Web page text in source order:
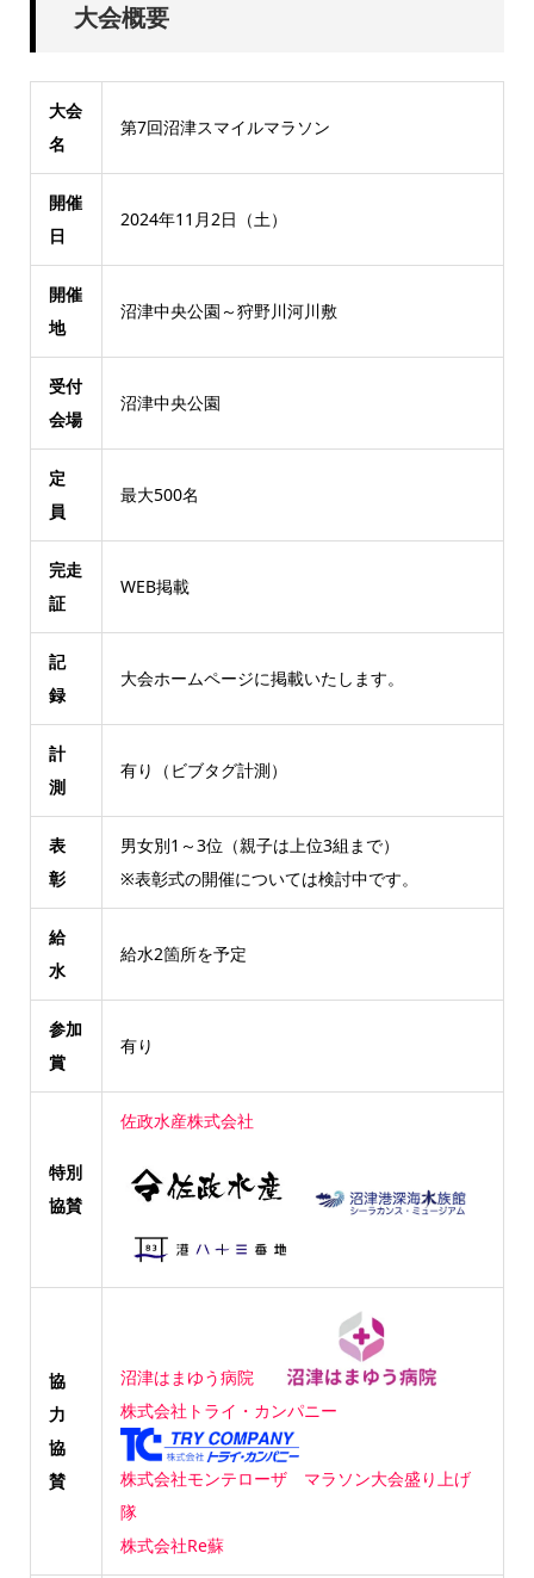
大会概要
大会
名
第7回沼津スマイルマラソン
開催
日
2024年11月2日（土）
開催
地
沼津中央公園～狩野川河川敷
受付
会場
沼津中央公園
定
員
最大500名
完走
証
WEB掲載
記
録
大会ホームページに掲載いたします。
計
測
有り（ビブタグ計測）
表
彰
男女別1～3位（親子は上位3組まで）
※表彰式の開催については検討中です。
給
水
給水2箇所を予定
参加
賞
有り
特別
協賛
佐政水産株式会社
協
力
協
賛
沼津はまゆう病院
株式会社トライ・カンパニー
株式会社モンテローザ
マラソン大会盛り上げ
隊
株式会社Re蘇